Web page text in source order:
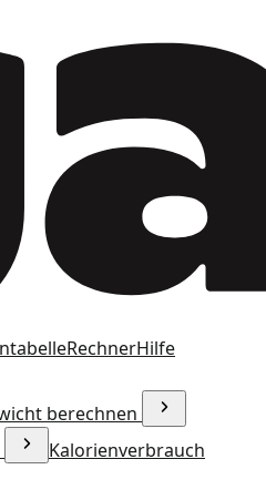
RechnerHilfe
berechnen
Kalorienverbrauch